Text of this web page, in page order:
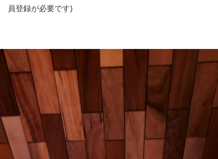
員登録が必要です)